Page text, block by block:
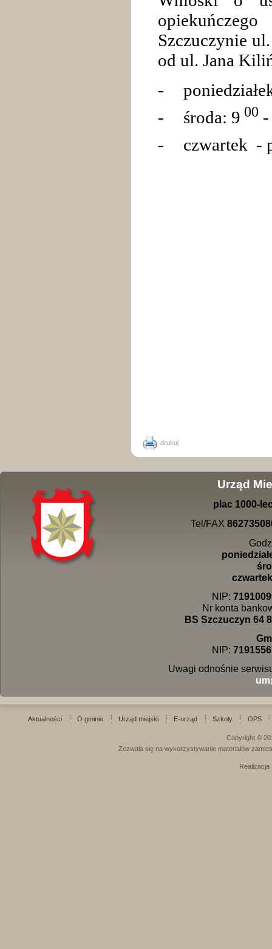
Szczuczynie
od ul. Jana
-
-
środa: 9 00
-
czwartek -
drukuj
Urząd
plac 1000-
Tel/FAX
NIP:
Nr konta
BS Szczuczyn 64
NIP:
Uwagi odnośnie
Aktualności O gminie Urząd miejski E-urząd Szkoły OPS
Copyright ©
Zezwala się na wykorzystywanie materiałów
Realizacja